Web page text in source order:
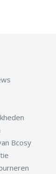
Bcosy